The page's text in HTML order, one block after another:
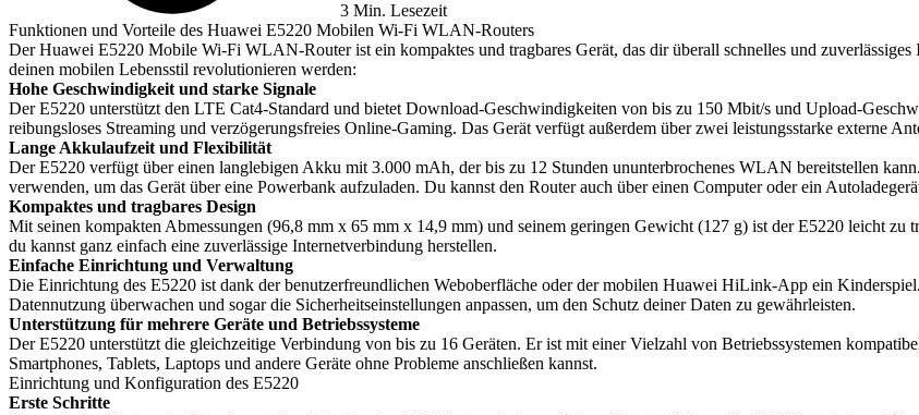
3 Min. Lesezeit
Funktionen und Vorteile des Huawei E5220 Mobilen Wi-Fi WLAN-Routers
Der Huawei E5220 Mobile Wi-Fi WLAN-Router ist ein kompaktes und tragbares Gerät, das dir überall schnelles und
deinen mobilen Lebensstil revolutionieren werden:
Hohe Geschwindigkeit und starke Signale
Der E5220 unterstützt den LTE Cat4-Standard und bietet Download-Geschwindigkeiten von bis zu 150 Mbit/s und Upload-
reibungsloses Streaming und verzögerungsfreies Online-Gaming. Das Gerät verfügt außerdem über zwei leistungsstarke externe
Lange Akkulaufzeit und Flexibilität
Der E5220 verfügt über einen langlebigen Akku mit 3.000 mAh, der bis zu 12 Stunden ununterbrochenes WLAN bereitstellen
verwenden, um das Gerät über eine Powerbank aufzuladen. Du kannst den Router auch über einen Computer oder ein
Kompaktes und tragbares Design
Mit seinen kompakten Abmessungen (96,8 mm x 65 mm x 14,9 mm) und seinem geringen Gewicht (127 g) ist der E5220 leicht zu
du kannst ganz einfach eine zuverlässige Internetverbindung herstellen.
Einfache Einrichtung und Verwaltung
Die Einrichtung des E5220 ist dank der benutzerfreundlichen Weboberfläche oder der mobilen Huawei HiLink-App ein
Datennutzung überwachen und sogar die Sicherheitseinstellungen anpassen, um den Schutz deiner Daten zu gewährleisten.
Unterstützung für mehrere Geräte und Betriebssysteme
Der E5220 unterstützt die gleichzeitige Verbindung von bis zu 16 Geräten. Er ist mit einer Vielzahl von Betriebssystemen
Smartphones, Tablets, Laptops und andere Geräte ohne Probleme anschließen kannst.
Einrichtung und Konfiguration des E5220
Erste Schritte